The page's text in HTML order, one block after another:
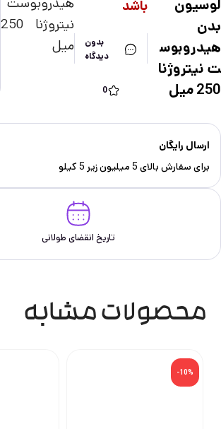
باشد
بدون
دیدگاه
0
لوسیون
بدن
هیدروبوس
ت نیتروژنا
250 میل
نیتروژنا 250
میل
ارسال رایگان
برای سفارش‌ بالای 5 میلیون زیر 5 کیلو
تاریخ انقضای طولانی
محصولات مشابه
-10%